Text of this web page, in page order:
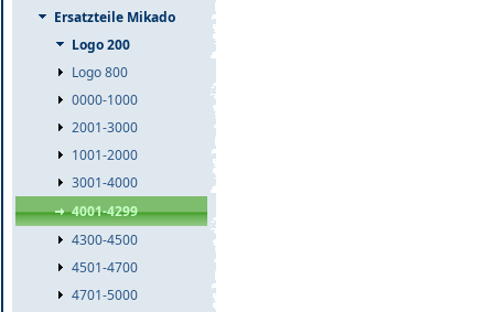
Ersatzteile Mikado
Logo 200
Logo 800
0000-1000
2001-3000
1001-2000
3001-4000
4001-4299
4300-4500
4501-4700
4701-5000